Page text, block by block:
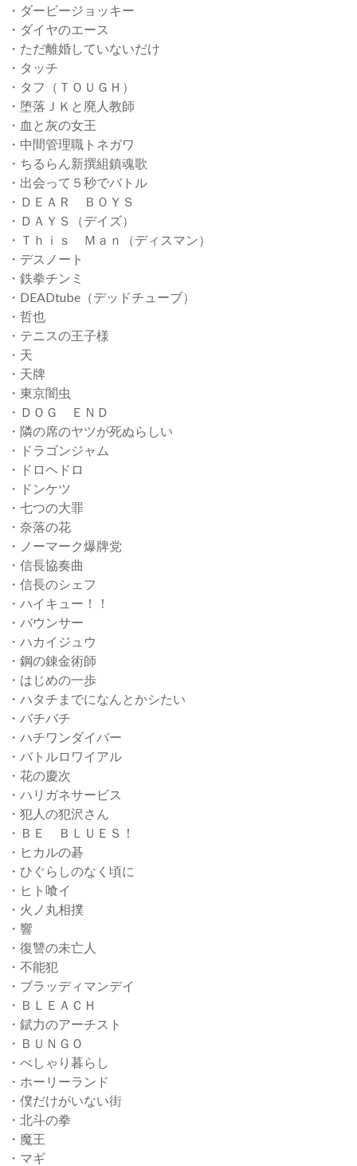
・ダービージョッキー
・ダイヤのエース
・ただ離婚していないだけ
・タッチ
・タフ（ＴＯＵＧＨ）
・堕落ＪＫと廃人教師
・血と灰の女王
・中間管理職トネガワ
・ちるらん新撰組鎮魂歌
・出会って５秒でバトル
・ＤＥＡＲ ＢＯＹＳ
・ＤＡＹＳ（デイズ）
・Ｔｈｉｓ Ｍａｎ（ディスマン）
・デスノート
・鉄拳チンミ
・DEADtube（デッドチューブ）
・哲也
・テニスの王子様
・天
・天牌
・東京闇虫
・ＤＯＧ ＥＮＤ
・隣の席のヤツが死ぬらしい
・ドラゴンジャム
・ドロヘドロ
・ドンケツ
・七つの大罪
・奈落の花
・ノーマーク爆牌党
・信長協奏曲
・信長のシェフ
・ハイキュー！！
・バウンサー
・ハカイジュウ
・鋼の錬金術師
・はじめの一歩
・ハタチまでになんとかシたい
・バチバチ
・ハチワンダイバー
・バトルロワイアル
・花の慶次
・ハリガネサービス
・犯人の犯沢さん
・ＢＥ ＢＬＵＥＳ！
・ヒカルの碁
・ひぐらしのなく頃に
・ヒト喰イ
・火ノ丸相撲
・響
・復讐の未亡人
・不能犯
・ブラッディマンデイ
・ＢＬＥＡＣＨ
・錻力のアーチスト
・ＢＵＮＧＯ
・べしゃり暮らし
・ホーリーランド
・僕だけがいない街
・北斗の拳
・魔王
・マギ